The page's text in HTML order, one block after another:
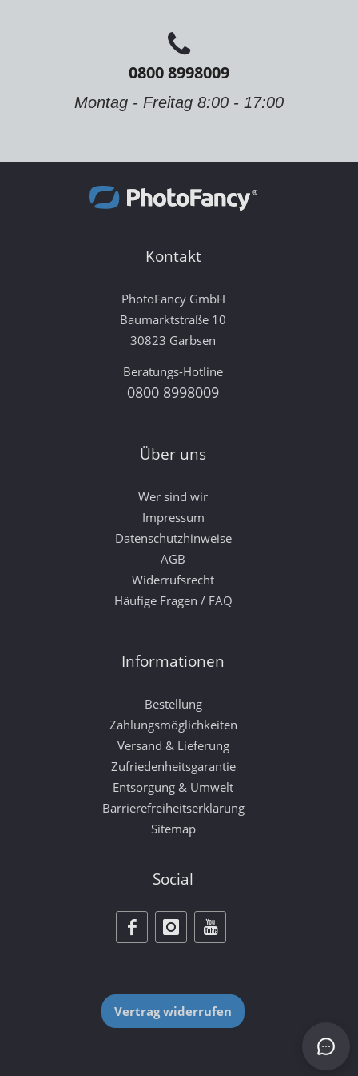
0800 8998009
Montag - Freitag 8:00 - 17:00
Kontakt
PhotoFancy GmbH
Baumarktstraße 10
30823 Garbsen
Beratungs-Hotline
0800 8998009
Über uns
Wer sind wir
Impressum
Datenschutzhinweise
AGB
Widerrufsrecht
Häufige Fragen / FAQ
Informationen
Bestellung
Zahlungsmöglichkeiten
Versand & Lieferung
Zufriedenheitsgarantie
Entsorgung & Umwelt
Barrierefreiheitserklärung
Sitemap
Social
Vertrag widerrufen